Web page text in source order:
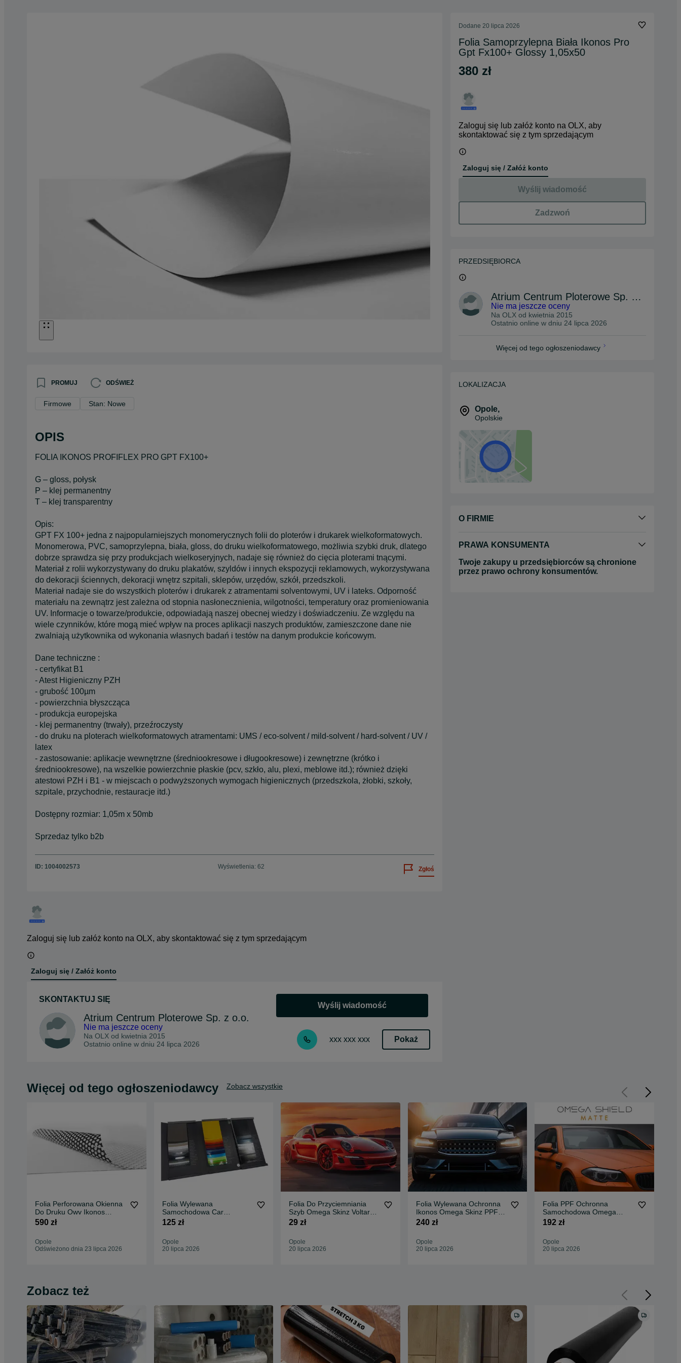
PROMUJ ODŚWIEŻ
Firmowe Stan: Nowe
OPIS
FOLIA IKONOS PROFIFLEX PRO GPT FX100+
G – gloss, połysk
P – klej permanentny
T – klej transparentny
Opis:
GPT FX 100+ jedna z najpopularniejszych monomerycznych folii do ploterów i drukarek wielkoformatowych.
Monomerowa, PVC, samoprzylepna, biała, gloss, do druku wielkoformatowego, możliwia szybki druk, dlatego
dobrze sprawdza się przy produkcjach wielkoseryjnych, nadaje się również do cięcia ploterami tnącymi.
Materiał z rolii wykorzystywany do druku plakatów, szyldów i innych ekspozycji reklamowych, wykorzystywana
do dekoracji ściennych, dekoracji wnętrz szpitali, sklepów, urzędów, szkół, przedszkoli.
Materiał nadaje sie do wszystkich ploterów i drukarek z atramentami solventowymi, UV i lateks. Odporność
materiału na zewnątrz jest zależna od stopnia nasłonecznienia, wilgotności, temperatury oraz promieniowania
UV. Informacje o towarze/produkcie, odpowiadają naszej obecnej wiedzy i doświadczeniu. Ze względu na
wiele czynników, które mogą mieć wpływ na proces aplikacji naszych produktów, zamieszczone dane nie
zwalniają użytkownika od wykonania własnych badań i testów na danym produkcie końcowym.
Dane techniczne :
- certyfikat B1
- Atest Higieniczny PZH
- grubość 100µm
- powierzchnia błyszcząca
- produkcja europejska
- klej permanentny (trwały), przeźroczysty
- do druku na ploterach wielkoformatowych atramentami: UMS / eco-solvent / mild-solvent / hard-solvent / UV /
latex
- zastosowanie: aplikacje wewnętrzne (średniookresowe i długookresowe) i zewnętrzne (krótko i
średniookresowe), na wszelkie powierzchnie płaskie (pcv, szkło, alu, plexi, meblowe itd.); również dzięki
atestowi PZH i B1 - w miejscach o podwyższonych wymogach higienicznych (przedszkola, żłobki, szkoły,
szpitale, przychodnie, restauracje itd.)
Dostępny rozmiar: 1,05m x 50mb
Sprzedaz tylko b2b
ID: 1004002573 Wyświetlenia: 62 Zgłoś
Zaloguj się lub załóż konto na OLX, aby skontaktować się z tym sprzedającym
Zaloguj się / Załóż konto
SKONTAKTUJ SIĘ
Atrium Centrum Ploterowe Sp. z o.o.
Nie ma jeszcze oceny
Na OLX od kwietnia 2015
Ostatnio online w dniu 24 lipca 2026
Wyślij wiadomość
xxx xxx xxx Pokaż
Dodane 20 lipca 2026
Folia Samoprzylepna Biała Ikonos Pro
Gpt Fx100+ Glossy 1,05x50
380 zł
Zaloguj się lub załóż konto na OLX, aby
skontaktować się z tym sprzedającym
Zaloguj się / Załóż konto
Wyślij wiadomość
Zadzwoń
PRZEDSIĘBIORCA
Atrium Centrum Ploterowe Sp. z o.o.
Nie ma jeszcze oceny
Na OLX od kwietnia 2015
Ostatnio online w dniu 24 lipca 2026
Więcej od tego ogłoszeniodawcy
LOKALIZACJA
Opole,
Opolskie
O FIRMIE
PRAWA KONSUMENTA
Twoje zakupy u przedsiębiorców są chronione
przez prawo ochrony konsumentów.
Więcej od tego ogłoszeniodawcy Zobacz wszystkie
Folia Perforowana Okienna
Do Druku Owv Ikonos
So2020 1,06 X 50m
590 zł
Opole
Odświeżono dnia 23 lipca 2026
Folia Wylewana
Samochodowa Car
Wrapping Omega Skinz
125 zł
Opole
20 lipca 2026
Folia Do Przyciemniania
Szyb Omega Skinz Voltar
Elite 05 0,5x1m
29 zł
Opole
20 lipca 2026
Folia Wylewana Ochronna
Ikonos Omega Skinz PPF
Black Gloss 1,525X1
240 zł
Opole
20 lipca 2026
Folia PPF Ochronna
Samochodowa Omega
Skinz Clear Matt 1,525X1
192 zł
Opole
20 lipca 2026
Zobacz też